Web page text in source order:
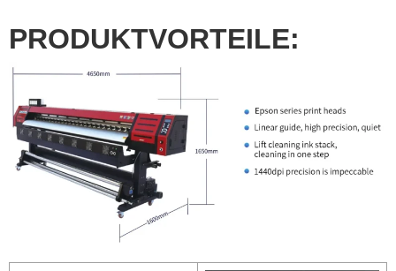
PRODUKTVORTEILE: